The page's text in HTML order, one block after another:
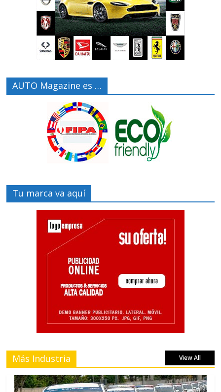
AUTO Magazine es …
Tu marca va aquí
Más Industria View All